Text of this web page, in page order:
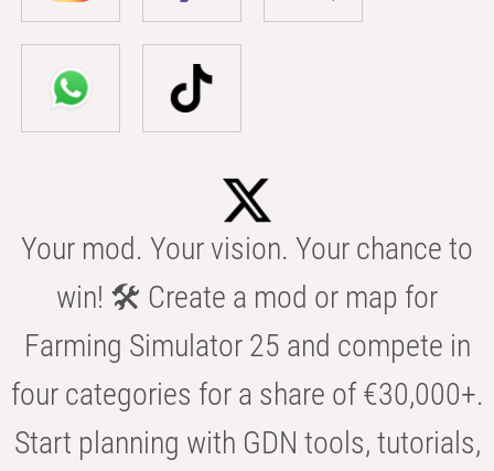
Your mod. Your vision. Your chance to
win! 🛠️ Create a mod or map for
Farming Simulator 25 and compete in
four categories for a share of €30,000+.
Start planning with GDN tools, tutorials,